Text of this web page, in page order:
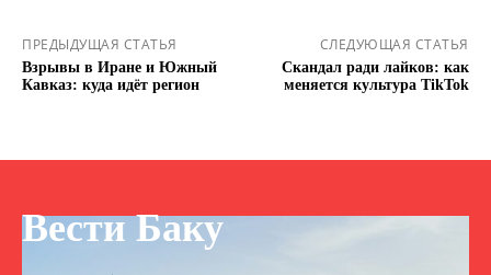
ПРЕДЫДУЩАЯ СТАТЬЯ
Взрывы в Иране и Южный
Кавказ: куда идёт регион
СЛЕДУЮЩАЯ СТАТЬЯ
Скандал ради лайков: как
меняется культура TikTok
Вести Баку